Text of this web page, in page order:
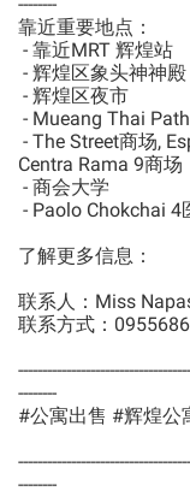
靠近重要地点：
- 靠近MRT 辉煌站
- 辉煌区象头神神殿
- 辉煌区夜市
- Mueang Thai
- The Street商场,
Centra Rama 9商场
- 商会大学
- Paolo Chokchai 4
了解更多信息：
联系人：Miss
联系方式：
--------
#公寓出售 #辉煌公
--------